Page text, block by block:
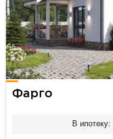
Фарго
В ипотеку: